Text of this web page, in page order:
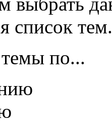
список тем.
по...